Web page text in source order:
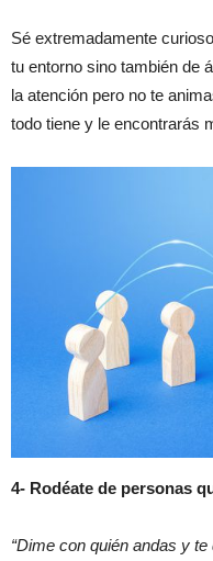
Sé extremadamente
tu entorno sino también de
la atención pero no te
todo tiene y le encontrarás
4- Rodéate de personas
“Dime con quién andas y te